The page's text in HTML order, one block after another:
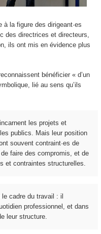
à la figure des dirigeant·es
des directrices et directeurs,
ils ont mis en évidence plus
bénéficier « d’un
lié au sens qu’ils
les projets et
publics. Mais leur position
souvent contraint·es de
faire des compromis, et de
et contraintes structurelles.
cadre du travail : il
professionnel, et dans
leur structure.